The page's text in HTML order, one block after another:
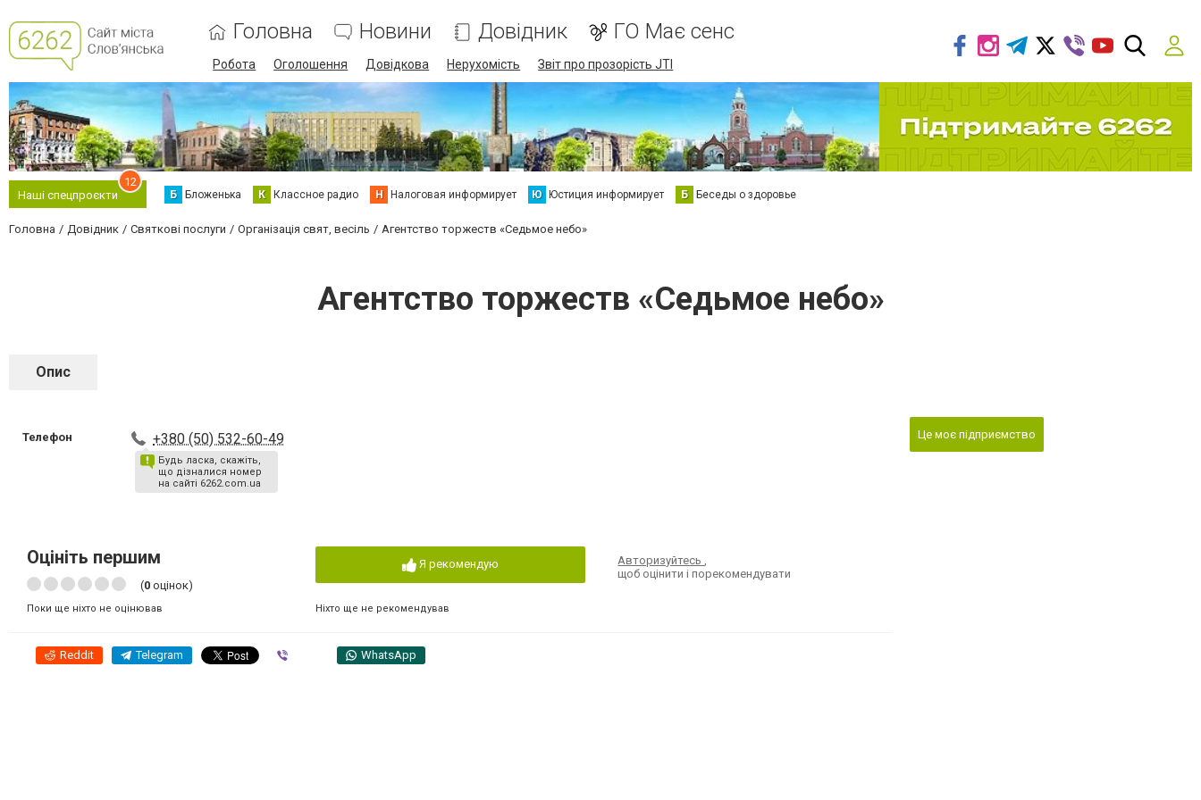
Головна Новини Довідник ГО Має сенс
Робота Оголошення Довідкова Нерухомість Звіт про прозорість JTI
Наші спецпроєкти
12
Б Бложенька К Классное радио Н Налоговая информирует Ю Юстиция информирует Б Беседы о здоровье
Головна Довідник Святкові послуги Організація свят, весіль Агентство торжеств «Седьмое небо»
Агентство торжеств «Седьмое небо»
Опис
Телефон +380 (50) 532-60-49
Будь ласка, скажіть,
що дізналися номер
на сайті 6262.com.ua
Оцініть першим
(0 оцінок)
Поки ще ніхто не оцінював
Я рекомендую
Ніхто ще не рекомендував
Авторизуйтесь,
щоб оцінити і порекомендувати
Reddit Telegram WhatsApp
Це моє підприємство